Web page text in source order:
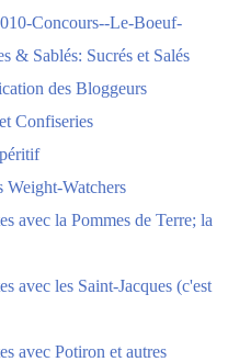
Concours--Le-Boeuf-
& Sablés: Sucrés et Salés
des Bloggeurs
Confiseries
Weight-Watchers
avec la Pommes de Terre; la
avec les Saint-Jacques (c'est
avec Potiron et autres